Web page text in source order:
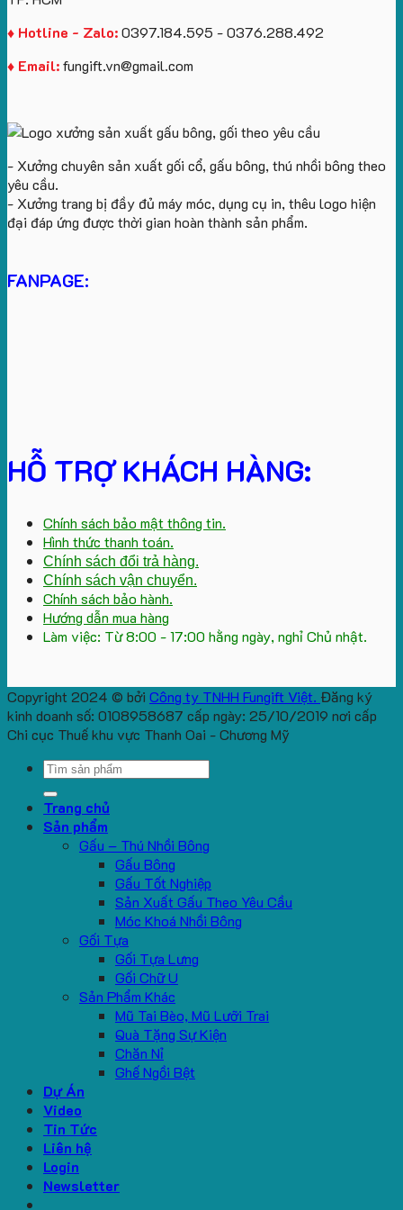
♦ Hotline - Zalo:0397.184.595 - 0376.288.492
♦ Email:fungift.vn@gmail.com
- Xưởng chuyên sản xuất gối cổ, gấu bông, thú nhồi bông theo
yêu cầu.
- Xưởng trang bị đầy đủ máy móc, dụng cụ in, thêu logo hiện
đại đáp ứng được thời gian hoàn thành sản phẩm.
FANPAGE:
HỖ TRỢ KHÁCH HÀNG:
Chính sách bảo mật thông tin.
Hình thức thanh toán.
Chính sách đổi trả hàng.
Chính sách vận chuyển.
Chính sách bảo hành.
Hướng dẫn mua hàng
Làm việc: Từ 8:00 - 17:00 hằng ngày, nghỉ Chủ nhật.
Copyright 2024 © bởi Công ty TNHH Fungift Việt. Đăng ký
kinh doanh số: 0108958687 cấp ngày: 25/10/2019 nơi cấp
Chi cục Thuế khu vực Thanh Oai - Chương Mỹ
Search
Trang chủ
Sản phẩm
Gấu – Thú Nhồi Bông
Gấu Bông
Gấu Tốt Nghiệp
Sản Xuất Gấu Theo Yêu Cầu
Móc Khoá Nhồi Bông
Gối Tựa
Gối Tựa Lưng
Gối Chữ U
Sản Phẩm Khác
Mũ Tai Bèo, Mũ Lưỡi Trai
Quà Tặng Sự Kiện
Chăn Nỉ
Ghế Ngồi Bệt
Dự Án
Video
Tin Tức
Liên hệ
Login
Newsletter